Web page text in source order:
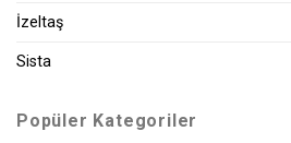
İzeltaş
Sista
Popüler Kategoriler